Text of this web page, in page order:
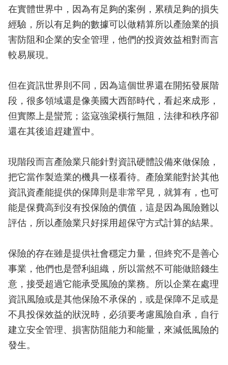
在實體世界中，因為有足夠的案例，累積足夠的損失
經驗，所以有足夠的數據可以做精算所以產險業的損
害防阻和企業的安全管理，他們的投資效益相對而言
較易展現。
但在資訊世界則不同，因為這個世界還在開拓發展階
段，很多領域還是像美國大西部時代，看起來成形，
但實際上是蠻荒；盜寇強梁橫行無阻，法律和秩序卻
還在其後追趕建置中。
現階段而言產險業只能針對資訊硬體設備來做保險，
把它當作製造業的機具一樣看待。產險業能對於其他
資訊資產能提供的保障則是非常罕見，就算有，也可
能是保費高到沒有投保險的價值，這是因為風險難以
評估，所以產險業只好採用超保守方式計算的結果。
保險的存在雖是提供社會穩定力量，但終究不是善心
事業，他們也是營利組織，所以當然不可能做賠錢生
意，接受超過它能承受風險的業務。所以企業在處理
資訊風險或是其他保險不承保的，或是保障不足或是
不具投保效益的狀況時，必須要考慮風險自承，自行
建立安全管理、損害防阻能力和能量，來減低風險的
發生。